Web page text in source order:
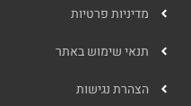
מדיניות פרטיות
תנאי שימוש באתר
הצהרת נגישות